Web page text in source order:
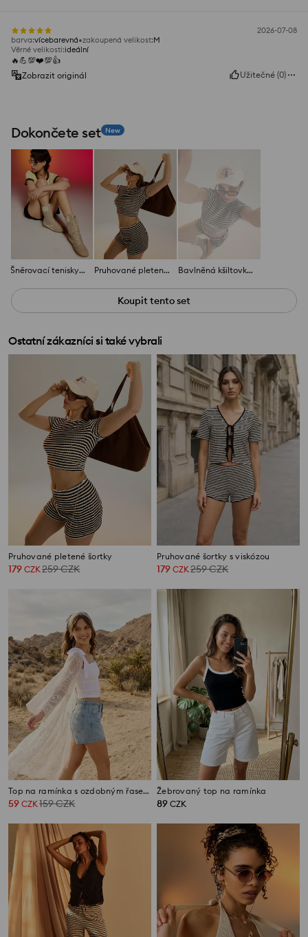
2026-07-08
barva:vícebarevná zakoupená velikost:M
Věrné velikosti:ideální
🔥💪💯❤️💯👍️
Zobrazit originál
Užitečné (0)
Dokončete set New
Šněrovací tenisky s vysokým svrškem Pruhované pletené šortky Bavlněná kšiltovka s výšivkou psa
Koupit tento set
Ostatní zákazníci si také vybrali
Pruhované pletené šortky
179 CZK259CZK
Pruhované šortky s viskózou
179 CZK259CZK
Top na ramínka s ozdobným řasením
59 CZK 159CZK
Žebrovaný top na ramínka
89 CZK